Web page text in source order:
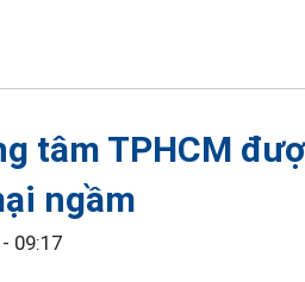
tâm TPHCM
ngầm
09:17